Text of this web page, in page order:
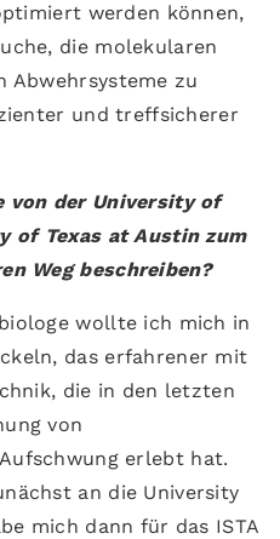
werden können,
die molekularen
Abwehrsysteme zu
und treffsicherer
von der University of
of Texas at Austin zum
Weg beschreiben?
wollte ich mich in
das erfahrener mit
die in den letzten
von
erlebt hat.
an die University
mich dann für das ISTA